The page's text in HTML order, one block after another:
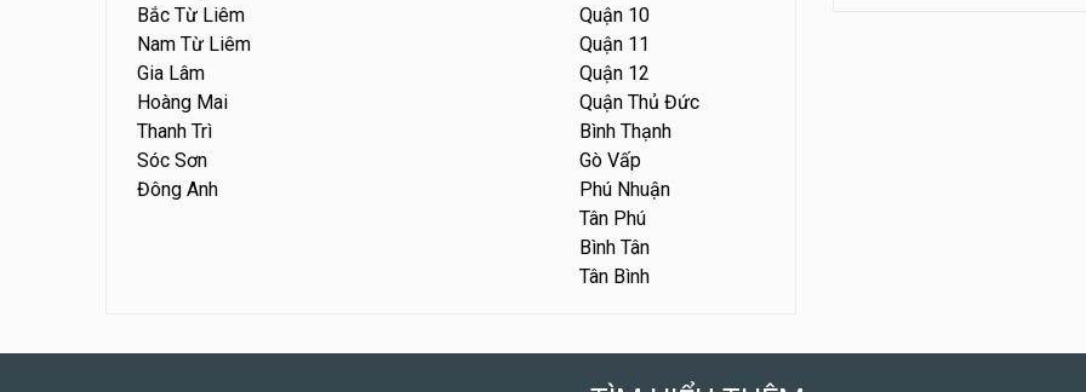
Bắc Từ Liêm
Nam Từ Liêm
Gia Lâm
Hoàng Mai
Thanh Trì
Sóc Sơn
Đông Anh
Quận 10
Quận 11
Quận 12
Quận Thủ Đức
Bình Thạnh
Gò Vấp
Phú Nhuận
Tân Phú
Bình Tân
Tân Bình